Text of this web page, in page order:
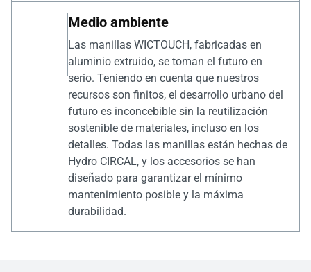
Medio ambiente
Las manillas WICTOUCH, fabricadas en
aluminio extruido, se toman el futuro en
serio. Teniendo en cuenta que nuestros
recursos son finitos, el desarrollo urbano del
futuro es inconcebible sin la reutilización
sostenible de materiales, incluso en los
detalles. Todas las manillas están hechas de
Hydro CIRCAL, y los accesorios se han
diseñado para garantizar el mínimo
mantenimiento posible y la máxima
durabilidad.